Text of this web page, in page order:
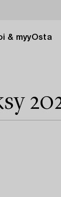
& myyOsta